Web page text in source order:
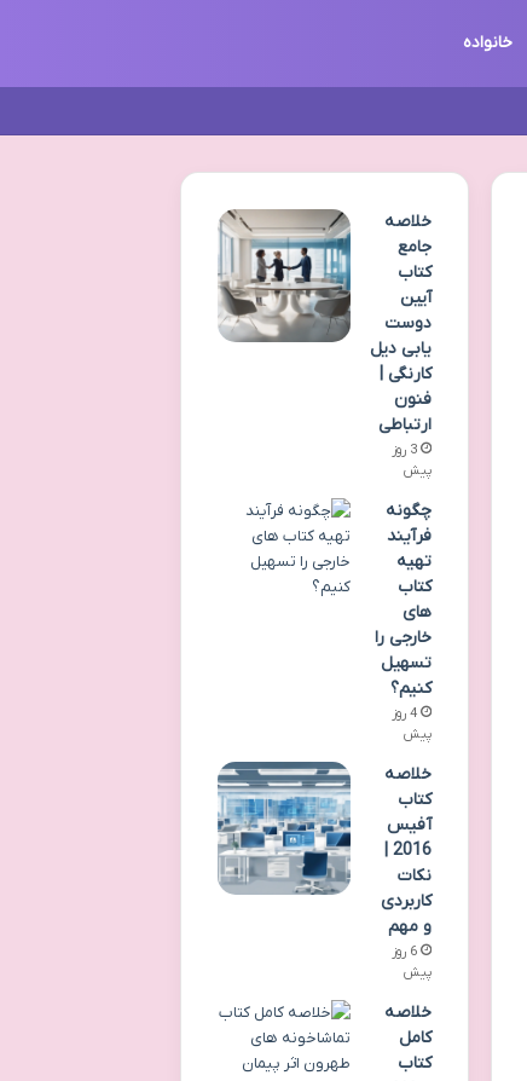
خانواده
خلاصه
جامع
کتاب
آیین
دوست
یابی دیل
کارنگی |
فنون
ارتباطی
3 روز
پیش
چگونه
فرآیند
تهیه
کتاب
های
خارجی را
تسهیل
کنیم؟
4 روز
پیش
خلاصه
کتاب
آفیس
2016 |
نکات
کاربردی
و مهم
6 روز
پیش
خلاصه
کامل
کتاب